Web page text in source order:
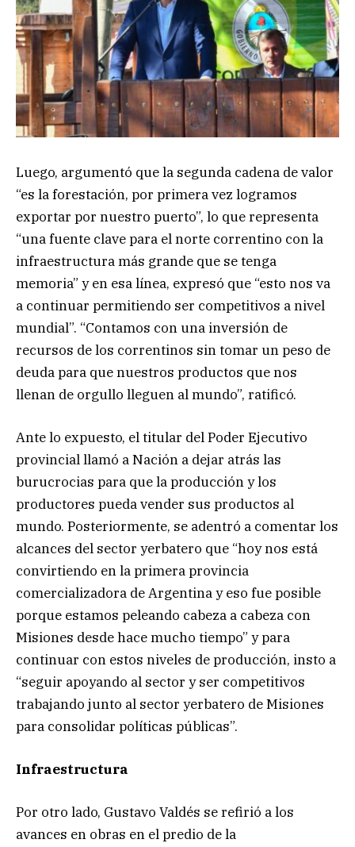
Luego, argumentó que la segunda cadena de valor
“es la forestación, por primera vez logramos
exportar por nuestro puerto”, lo que representa
“una fuente clave para el norte correntino con la
infraestructura más grande que se tenga
memoria” y en esa línea, expresó que “esto nos va
a continuar permitiendo ser competitivos a nivel
mundial”. “Contamos con una inversión de
recursos de los correntinos sin tomar un peso de
deuda para que nuestros productos que nos
llenan de orgullo lleguen al mundo”, ratificó.
Ante lo expuesto, el titular del Poder Ejecutivo
provincial llamó a Nación a dejar atrás las
burucrocias para que la producción y los
productores pueda vender sus productos al
mundo. Posteriormente, se adentró a comentar los
alcances del sector yerbatero que “hoy nos está
convirtiendo en la primera provincia
comercializadora de Argentina y eso fue posible
porque estamos peleando cabeza a cabeza con
Misiones desde hace mucho tiempo” y para
continuar con estos niveles de producción, insto a
“seguir apoyando al sector y ser competitivos
trabajando junto al sector yerbatero de Misiones
para consolidar políticas públicas”.
Infraestructura
Por otro lado, Gustavo Valdés se refirió a los
avances en obras en el predio de la